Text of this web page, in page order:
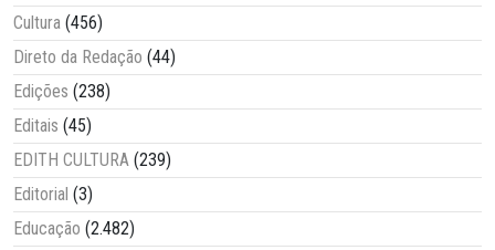
Cultura (456)
Direto da Redação (44)
Edições (238)
Editais (45)
EDITH CULTURA (239)
Editorial (3)
Educação (2.482)